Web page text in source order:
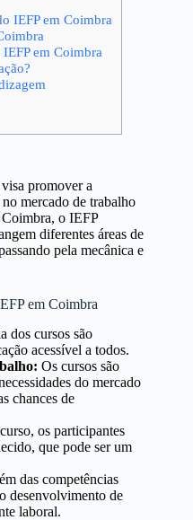
IEFP em Coimbra
em Coimbra
promover a
mercado de trabalho
o IEFP
diferentes áreas de
pela mecânica e
em Coimbra
dos cursos são
acessível a todos.
Os cursos são
do mercado
chances de
os participantes
que pode ser um
das competências
desenvolvimento de
laboral.